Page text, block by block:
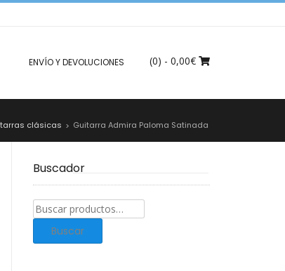
ENVÍO Y DEVOLUCIONES (0) - 0,00€
clásicas > Guitarra Admira Paloma Satinada
Buscador
Buscar
productos:
Buscar